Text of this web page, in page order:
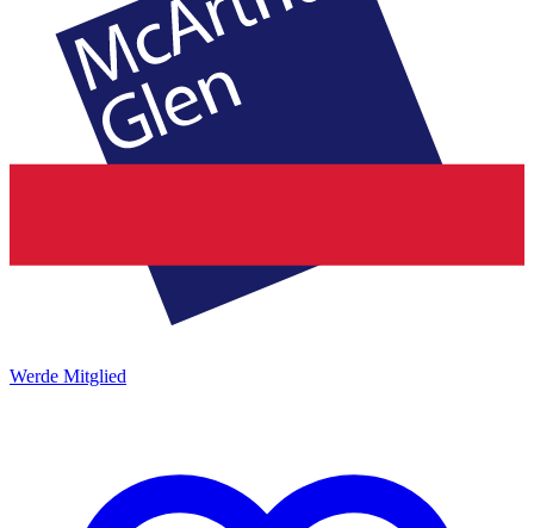
Werde Mitglied